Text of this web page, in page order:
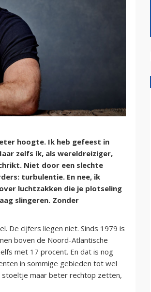
hoogte. Ik heb gefeest in
zelfs ík, als wereldreiziger,
Niet door een slechte
turbulentie. En nee, ik
luchtzakken die je plotseling
slingeren. Zonder
De cijfers liegen niet. Sinds 1979 is
boven de Noord-Atlantische
met 17 procent. En dat is nog
in sommige gebieden tot wel
stoeltje maar beter rechtop zetten,